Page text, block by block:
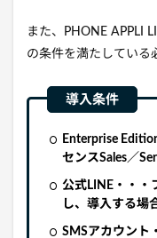
また、PHONE APPLI
の条件を満たしている
Enterprise
センスSales／
公式LINE・・・
し、導入する場
SMSアカウント